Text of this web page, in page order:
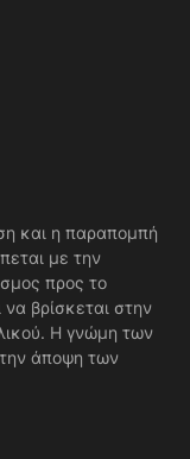
και η παραπομπή
με την
προς το
βρίσκεται στην
Η γνώμη των
άποψη των